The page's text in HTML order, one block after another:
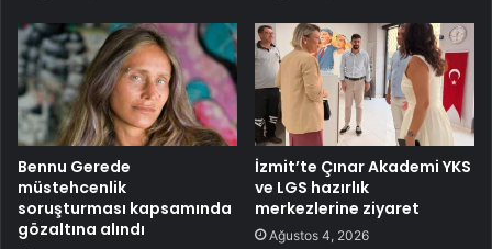
Bennu Gerede
müstehcenlik
soruşturması kapsamında
gözaltına alındı
İzmit’te Çınar Akademi YKS
ve LGS hazırlık
merkezlerine ziyaret
Ağustos 4, 2026